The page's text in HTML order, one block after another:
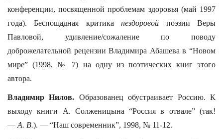
конференции, посвященной проблемам здоровья (май 1997
года). Беспощадная критиканездоровой поэзии Веры
Павловой, удивление/сожаление по поводу
доброжелательной рецензии Владимира Абашева в “Новом
мире” (1998, № 7) на одну из поэтических книг этого
автора.
Владимир Нилов. Образованец обустраивает Россию. К
выходу книги А. Солженицына “Россия в отвале” (так!
— А. В.). — “Наш современник”, 1998, № 11-12.